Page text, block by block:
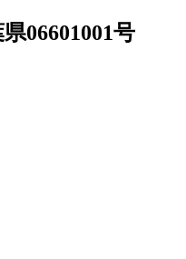
06601001号